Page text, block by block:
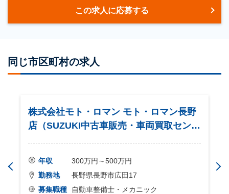
この求人に応募する
同じ市区町村の求人
株式会社モト・ロマン モト・ロマン長野
店（SUZUKI中古車販売・車両買取センタ
年収
300万円～500万円
勤務地
長野県長野市広田17
募集職種
自動車整備士・メカニック